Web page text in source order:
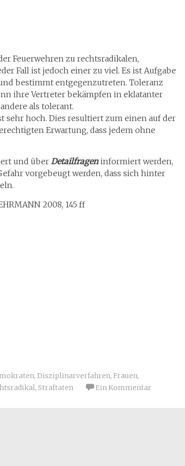
Feuerwehren zu rechtsradikalen,
Fall ist jedoch einer zu viel. Es ist Aufgabe
bestimmt entgegenzutreten. Toleranz
ihre Vertreter bekämpfen in eklatanter
als tolerant.
sehr hoch. Dies resultiert zum einen auf der
Erwartung, dass jedem ohne
und über Detailfrageninformiert werden,
vorgebeugt werden, dass sich hinter
2008, 145 ff
, Disziplinarverfahren, Frauen,
, Straftaten Ein Kommentar